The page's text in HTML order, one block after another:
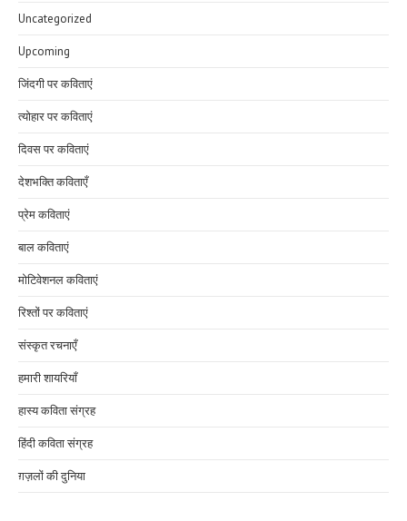
Uncategorized
Upcoming
जिंदगी पर कविताएं
त्योहार पर कविताएं
दिवस पर कविताएं
देशभक्ति कविताएँ
प्रेम कविताएं
बाल कविताएं
मोटिवेशनल कविताएं
रिश्तों पर कविताएं
संस्कृत रचनाएँ
हमारी शायरियाँ
हास्य कविता संग्रह
हिंदी कविता संग्रह
ग़ज़लों की दुनिया